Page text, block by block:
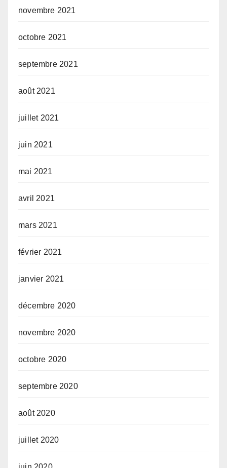
novembre 2021
octobre 2021
septembre 2021
août 2021
juillet 2021
juin 2021
mai 2021
avril 2021
mars 2021
février 2021
janvier 2021
décembre 2020
novembre 2020
octobre 2020
septembre 2020
août 2020
juillet 2020